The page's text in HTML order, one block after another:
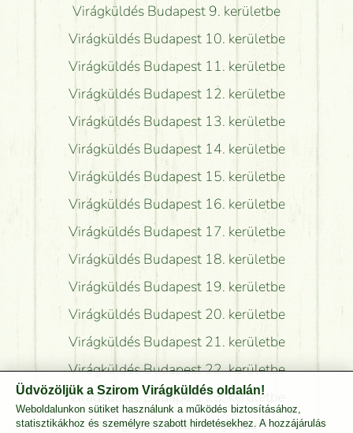
Virágküldés Budapest 9. kerületbe
Virágküldés Budapest 10. kerületbe
Virágküldés Budapest 11. kerületbe
Virágküldés Budapest 12. kerületbe
Virágküldés Budapest 13. kerületbe
Virágküldés Budapest 14. kerületbe
Virágküldés Budapest 15. kerületbe
Virágküldés Budapest 16. kerületbe
Virágküldés Budapest 17. kerületbe
Virágküldés Budapest 18. kerületbe
Virágküldés Budapest 19. kerületbe
Virágküldés Budapest 20. kerületbe
Virágküldés Budapest 21. kerületbe
Virágküldés Budapest 22. kerületbe
Virágküldés Budapest 23. kerületbe
Virágküldés Pest Megyébe
Üdvözöljük a Szirom Virágküldés oldalán!
Weboldalunkon sütiket használunk a működés biztosításához,
statisztikákhoz és személyre szabott hirdetésekhez. A hozzájárulás